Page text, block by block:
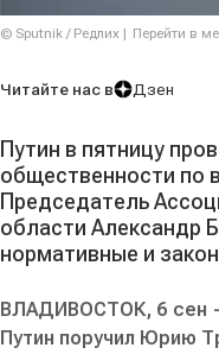
© Sputnik / Редлих Перейти в
Читайте нас в Дзен
Путин в пятницу
общественности по
Председатель
области Александр
нормативные и
ВЛАДИВОСТОК, 6 сен
Путин поручил Юрию